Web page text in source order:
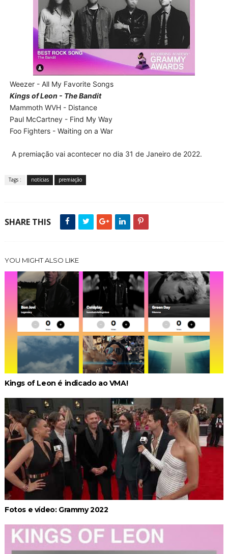
Weezer - All My Favorite Songs
Kings of Leon - The Bandit
Mammoth WVH - Distance
Paul McCartney - Find My Way
Foo Fighters - Waiting on a War
A premiação vai acontecer no dia 31 de Janeiro de 2022.
Tags : notícias premiação
SHARE THIS
YOU MIGHT ALSO LIKE
Kings of Leon é indicado ao VMA!
Fotos e vídeo: Grammy 2022